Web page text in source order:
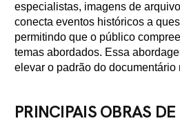
especialistas, imagens de
conecta eventos históricos a
permitindo que o público
temas abordados. Essa
elevar o padrão do documentário
PRINCIPAIS OBRAS